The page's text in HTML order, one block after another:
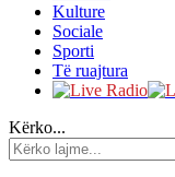
Kulture
Sociale
Sporti
Të ruajtura
Kërko...